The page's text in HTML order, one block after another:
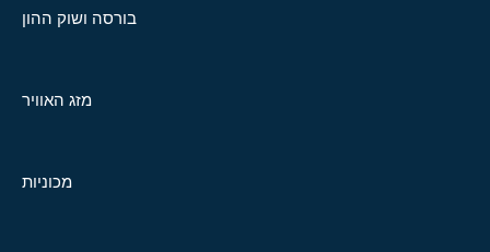
בורסה ושוק ההון
מזג האוויר
מכוניות